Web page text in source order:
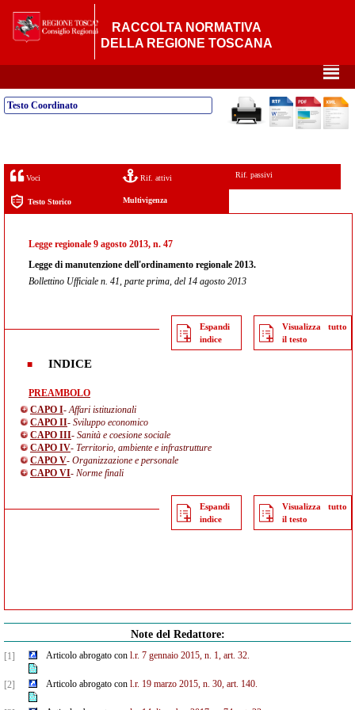
RACCOLTA NORMATIVA
DELLA REGIONE TOSCANA
²
Testo Coordinato
Voci Rif. attivi Rif. passivi
Testo Storico Multivigenza
Legge regionale 9 agosto 2013, n. 47
Legge di manutenzione dell'ordinamento regionale 2013.
Bollettino Ufficiale n. 41, parte prima, del 14 agosto 2013
Espandi
indice
Visualizza tutto
il testo
INDICE
PREAMBOLO
CAPO I- Affari istituzionali
CAPO II- Sviluppo economico
CAPO III- Sanità e coesione sociale
CAPO IV- Territorio, ambiente e infrastrutture
CAPO V- Organizzazione e personale
CAPO VI- Norme finali
Espandi
indice
Visualizza tutto
il testo
Note del Redattore:
[1] Articolo abrogato con l.r. 7 gennaio 2015, n. 1, art. 32.
[2] Articolo abrogato con l.r. 19 marzo 2015, n. 30, art. 140.